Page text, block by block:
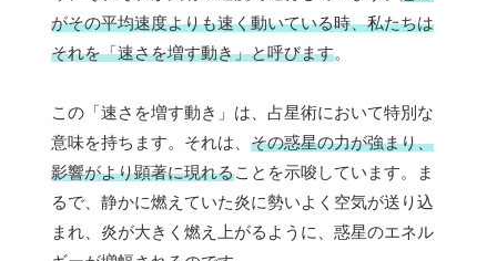
がその平均速度よりも速く動いている時、私たちは
それを「速さを増す動き」と呼びます。
この「速さを増す動き」は、占星術において特別な
意味を持ちます。それは、 その惑星の力が強まり、
影響がより顕著に現れることを示唆しています。ま
るで、静かに燃えていた炎に勢いよく空気が送り込
まれ、炎が大きく燃え上がるように、惑星のエネル